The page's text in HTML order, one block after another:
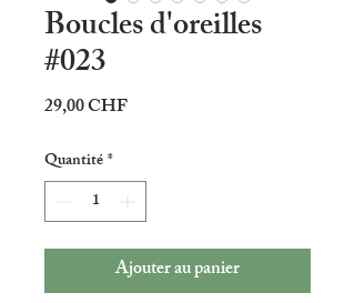
Boucles d'oreilles
#023
29,00 CHFPrix
Quantité*
Ajouter au panier